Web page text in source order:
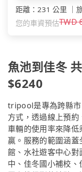
距離 ： 231 公里
您的車資預估TWD
魚池到佳冬
$6240
tripool是專為跨縣市
方式，透過線上預
車輛的使用率來降
贏。服務的範圍涵
館、水社遊客中心
中、佳冬國小補校